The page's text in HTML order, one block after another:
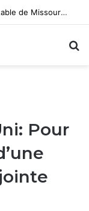
Maroc : L’approvisionnement en eau potable de Missour et Ouatat El Haj depuis le barrage Hassan II pleinement opérationnel avant fin 2026
Pour